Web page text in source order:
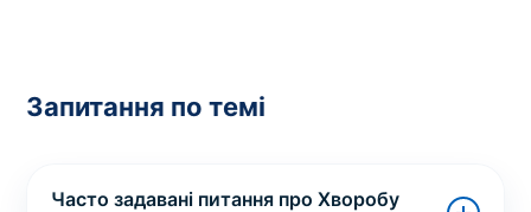
Запитання по темі
Часто задавані питання про Хворобу